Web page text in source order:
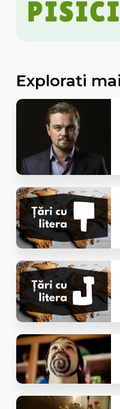
Explorati